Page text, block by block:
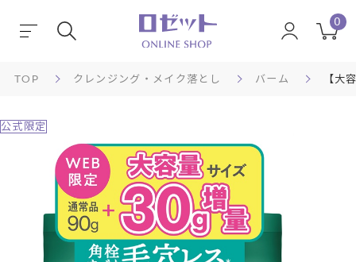
0
TOP クレンジング・メイク落とし バーム 【大
公式限定